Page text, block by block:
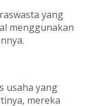
yang
menggunakan
usaha yang
mereka